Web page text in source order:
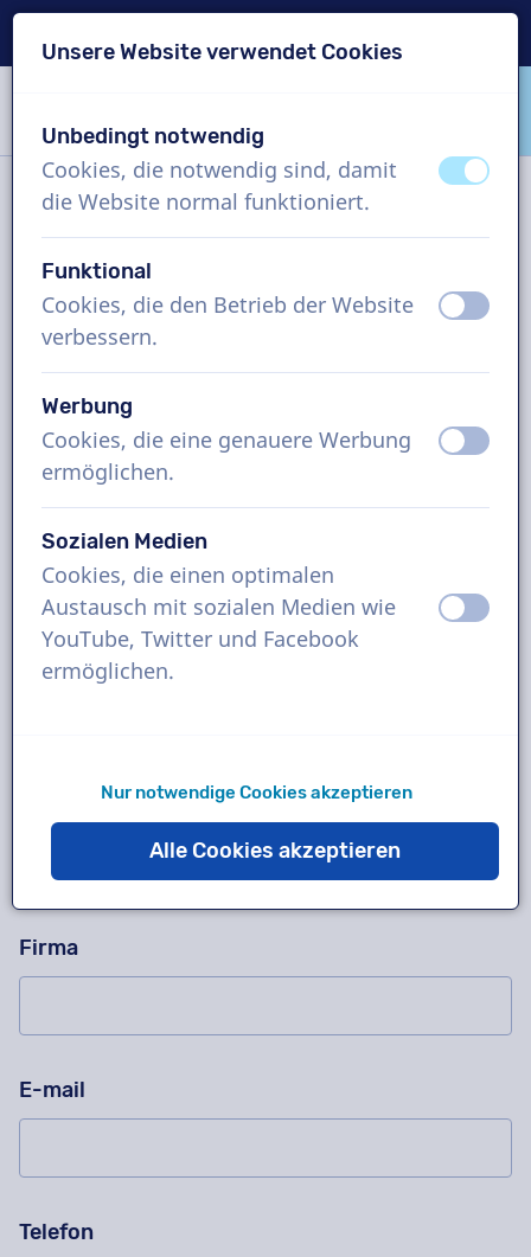
VoiceProductions
Kontakt
VoiceProductions
Gaston Crommenlaan 8
Belgium
support@voiceproductions.com
Bitte dieses Feld nicht ausfüllen
Fragen Sie uns alles!
Kontaktieren Sie uns für eine kostenlose
Probeaufnahme, ein Angebot, Fragen zu unserer
Firma
E-mail
Telefon
Unsere Website verwendet Cookies
Unbedingt notwendig
Cookies, die notwendig sind, damit
die Website normal funktioniert.
aus
an
Funktional
Cookies, die den Betrieb der Website
verbessern.
ausan
Werbung
Cookies, die eine genauere Werbung
ermöglichen.
ausan
Sozialen Medien
Cookies, die einen optimalen
Austausch mit sozialen Medien wie
YouTube, Twitter und Facebook
ermöglichen.
ausan
Nur notwendige Cookies akzeptieren
Alle Cookies akzeptieren